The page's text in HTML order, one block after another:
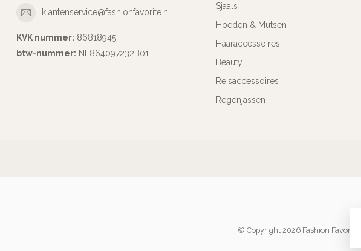
klantenservice@fashionfavorite.nl
KVK nummer: 86818945
btw-nummer: NL864097232B01
Sjaals
Hoeden & Mutsen
Haaraccessoires
Beauty
Reisaccessoires
Regenjassen
© Copyright 2026 Fashion Favorite